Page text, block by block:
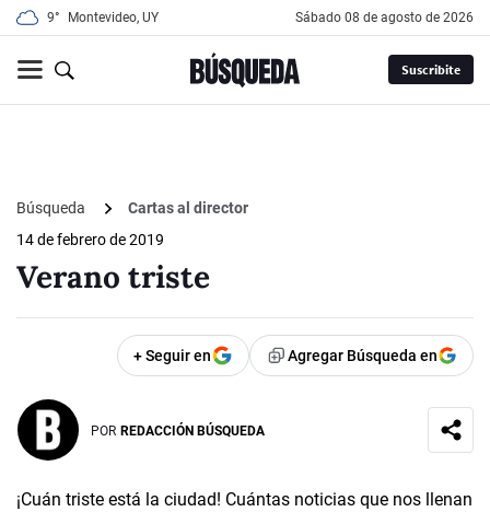
9° Montevideo, UY sábado 08 de agosto de 2026
Suscribite
Búsqueda
Cartas al director
14 de febrero de 2019
Verano triste
+ Seguir en Agregar Búsqueda en
POR REDACCIÓN BÚSQUEDA
¡Cuán triste está la ciudad! Cuántas noticias que nos llenan